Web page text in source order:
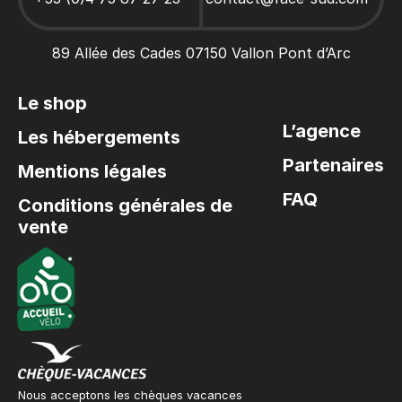
89 Allée des Cades 07150 Vallon Pont d’Arc
Le shop
Les hébergements
Mentions légales
Conditions générales de
vente
L’agence
Partenaires
FAQ
Nous acceptons les chèques vacances